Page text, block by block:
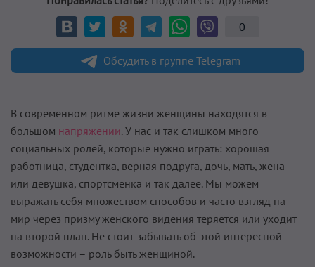
0
Обсудить в группе Telegram
В современном ритме жизни женщины находятся в
большом напряжении. У нас и так слишком много
социальных ролей, которые нужно играть: хорошая
работница, студентка, верная подруга, дочь, мать, жена
или девушка, спортсменка и так далее. Мы можем
выражать себя множеством способов и часто взгляд на
мир через призму женского видения теряется или уходит
на второй план. Не стоит забывать об этой интересной
возможности – роль быть женщиной.